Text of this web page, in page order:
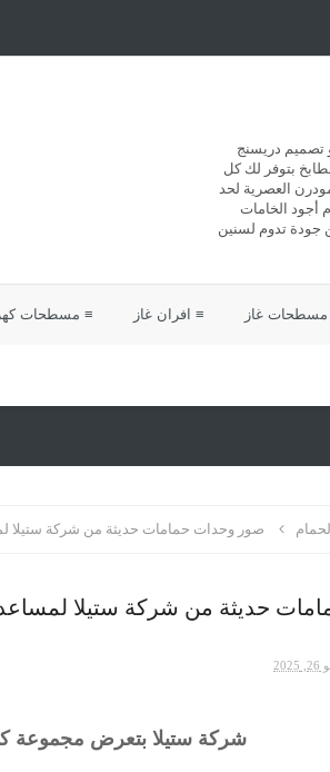
تصميم دريسنج
بتوفر لك كل
العصرية لحد
أجود الخامات
جودة تدوم لسنين
غاز ≡ افران غاز ≡ مسطحات
صور وحدات حمامات حديثة من شركة ستيلا
حديثة من شركة ستيلا
شركة ستيلا بتعرض مجموعة